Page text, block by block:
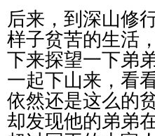
后来，到深山修
样子贫苦的生活
下来探望一下弟
一起下山来，看
依然还是这么的
却发现他的弟弟